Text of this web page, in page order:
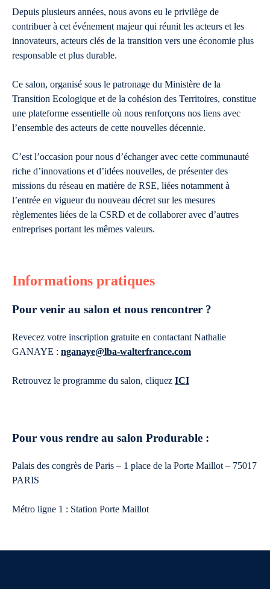
Depuis plusieurs années, nous avons eu le privilège de
contribuer à cet événement majeur qui réunit les acteurs et les
innovateurs, acteurs clés de la transition vers une économie plus
responsable et plus durable.
Ce salon, organisé sous le patronage du Ministère de la
Transition Ecologique et de la cohésion des Territoires, constitue
une plateforme essentielle où nous renforçons nos liens avec
l’ensemble des acteurs de cette nouvelles décennie.
C’est l’occasion pour nous d’échanger avec cette communauté
riche d’innovations et d’idées nouvelles, de présenter des
missions du réseau en matière de RSE, liées notamment à
l’entrée en vigueur du nouveau décret sur les mesures
règlementes liées de la CSRD et de collaborer avec d’autres
entreprises portant les mêmes valeurs.
Informations pratiques
Pour venir au salon et nous rencontrer ?
Revecez votre inscription gratuite en contactant Nathalie
GANAYE : nganaye@lba-walterfrance.com
Retrouvez le programme du salon, cliquez ICI
Pour vous rendre au salon Produrable :
Palais des congrès de Paris – 1 place de la Porte Maillot – 75017
PARIS
Métro ligne 1 : Station Porte Maillot